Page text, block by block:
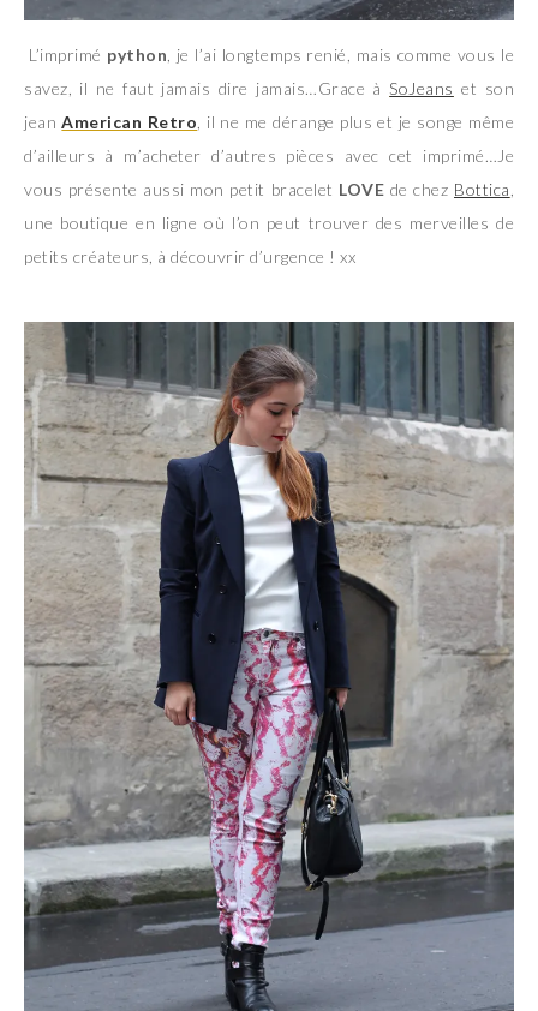
L’imprimé python , je l’ai longtemps renié, mais comme vous le
savez, il ne faut jamais dire jamais…Grace à SoJeans et son
jeanAmerican Retro , il ne me dérange plus et je songe même
d’ailleurs à m’acheter d’autres pièces avec cet imprimé…Je
vous présente aussi mon petit bracelet LOVE de chez Bottica
une boutique en ligne où l’on peut trouver des merveilles de
petits créateurs, à découvrir d’urgence ! xx